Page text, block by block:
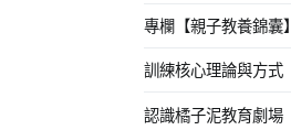
專欄【親子教養錦囊】
訓練核心理論與方式
認識橘子泥教育劇場